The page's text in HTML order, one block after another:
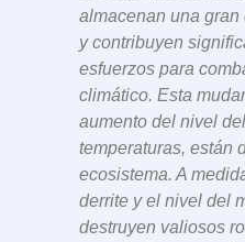
almacenan una
y contribuyen
esfuerzos para
climático. Esta
aumento del nivel
temperaturas, están
ecosistema. A
derrite y el nivel del
destruyen valiosos